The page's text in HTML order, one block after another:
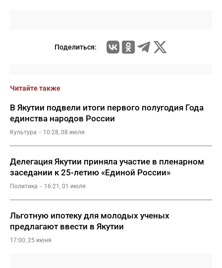
Поделиться:
Читайте также
В Якутии подвели итоги первого полугодия Года
единства народов России
Культура 10:28, 08 июля
Делегация Якутии приняла участие в пленарном
заседании к 25-летию «Единой России»
Политика 16:21, 01 июля
Льготную ипотеку для молодых ученых
предлагают ввести в Якутии
17:00, 25 июня